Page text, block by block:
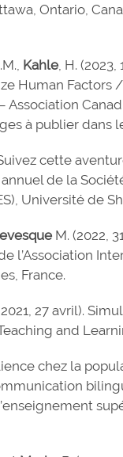
Ontario,
Kahle, H.
Human Factors
à publier dans
Suivez cette
de la
Université de
M. (2022,
l’Association
France.
(2021, 27 avril).
and
chez la